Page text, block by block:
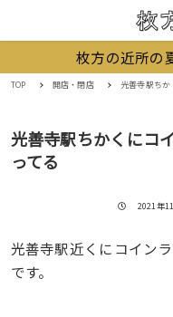
枚方の近所の
TOP 開店・閉店 光善寺駅ち
光善寺駅ちかくにコ
ってる
投稿日
2021年
光善寺駅近くにコイン
です。